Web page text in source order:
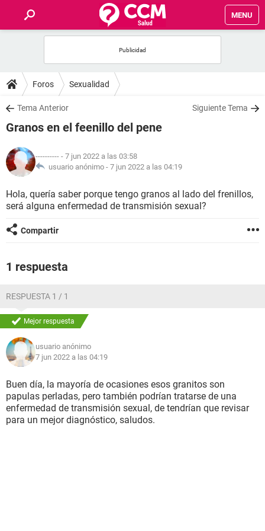
MENU
FOROS
SALUD
NUTRICIÓN
BIENESTAR
SEXUALIDAD
Foros Sexualidad
Tema Anterior Siguiente Tema
Granos en el feenillo del pene
---------- - 7 jun 2022 a las 03:58
usuario anónimo - 7 jun 2022 a las 04:19
Hola, quería saber porque tengo granos al lado del frenillos,
será alguna enfermedad de transmisión sexual?
Compartir
1 respuesta
RESPUESTA 1 / 1
Mejor respuesta
usuario anónimo
7 jun 2022 a las 04:19
Buen día, la mayoría de ocasiones esos granitos son
papulas perladas, pero también podrían tratarse de una
enfermedad de transmisión sexual, de tendrían que revisar
para un mejor diagnóstico, saludos.